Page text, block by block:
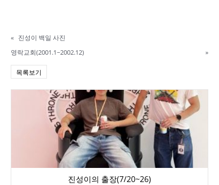
« 진성이 백일 사진
영락교회(2001.1~2002.12)
»
목록보기
진성이의 출장(7/20~26)